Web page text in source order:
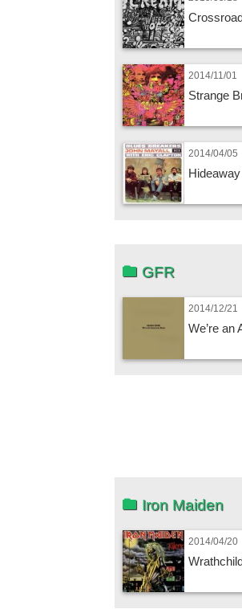
2014/11/01
Strange
2014/04/05
Hideaway
GFR
2014/12/21
We’re an
Iron Maiden
2014/04/20